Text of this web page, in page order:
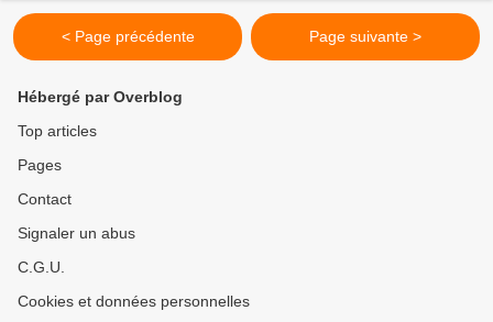
< Page précédente Page suivante >
Hébergé par Overblog
Top articles
Pages
Contact
Signaler un abus
C.G.U.
Cookies et données personnelles